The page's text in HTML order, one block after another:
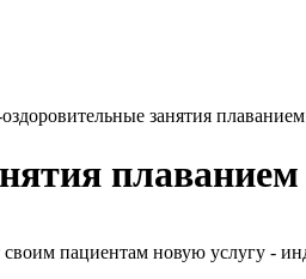
занятия плаванием
плаванием
пациентам новую услугу -